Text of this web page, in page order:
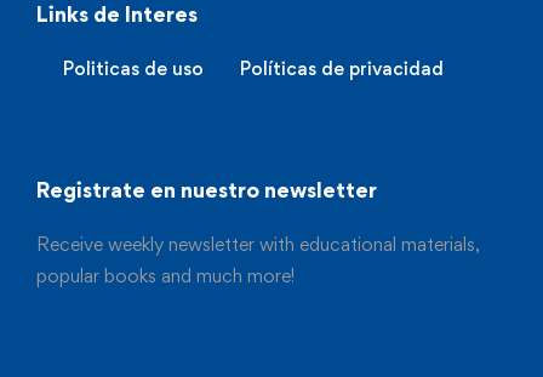
Links de Interes
Politicas de uso Políticas de privacidad
Registrate en nuestro newsletter
Receive weekly newsletter with educational materials,
popular books and much more!